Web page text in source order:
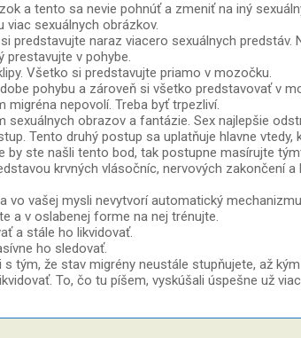
a tento sa nevie pohnúť a zmeniť na iný
sexuálnych obrázkov.
naraz viacero sexuálnych
prestavujte v pohybe.
Všetko si predstavujte priamo v mozočku.
pohybu a zároveň si všetko predstavovať v
migréna nepovolí. Treba byť trpezliví.
obrazov a fantázie. Sex najlepšie
Tento druhý postup sa uplatňuje hlavne
ste našli tento bod, tak postupne masírujte
krvných vlásočníc, nervových zakončení
vašej mysli nevytvorí automatický
a v oslabenej forme na nej trénujte.
a stále ho likvidovať.
ho sledovať.
tým, že stav migrény neustále stupňujete, až
To, čo tu píšem, vyskúšali úspešne už